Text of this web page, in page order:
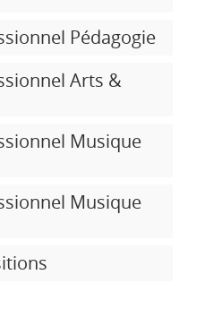
Pédagogie
Arts &
Musique
Musique